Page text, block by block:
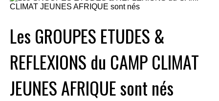
Les GROUPES ETUDES &
REFLEXIONS du CAMP CLIMAT
JEUNES AFRIQUE sont nés